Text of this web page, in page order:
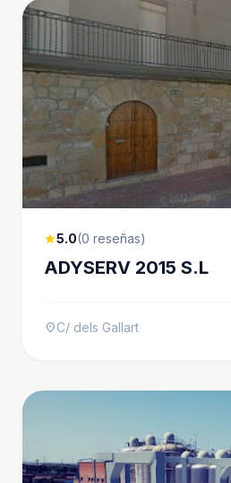
star5.0(0 reseñas)
ADYSERV 2015 S.L
location_onC/ dels Gallart